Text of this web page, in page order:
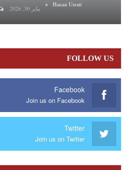
Hanan Usrati
يناير 30, 2026
FOLLOW US
Facebook
Join us on Facebook
Twitter
Join us on Twitter